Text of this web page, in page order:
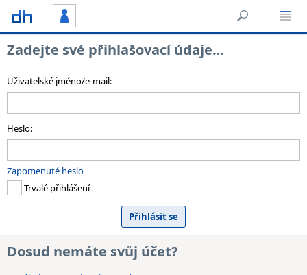
Zadejte své přihlašovací údaje…
Uživatelské jméno/e-mail:
Heslo:
Zapomenuté heslo
Trvalé přihlášení
Dosud nemáte svůj účet?